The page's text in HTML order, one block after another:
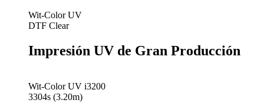
Wit-Color UV
DTF Clear
Impresión UV de Gran Producción
Wit-Color UV i3200
3304s (3.20m)